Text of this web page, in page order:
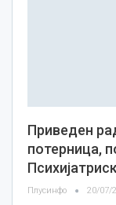
Приведен
потерница,
Плусинфо 20/07/